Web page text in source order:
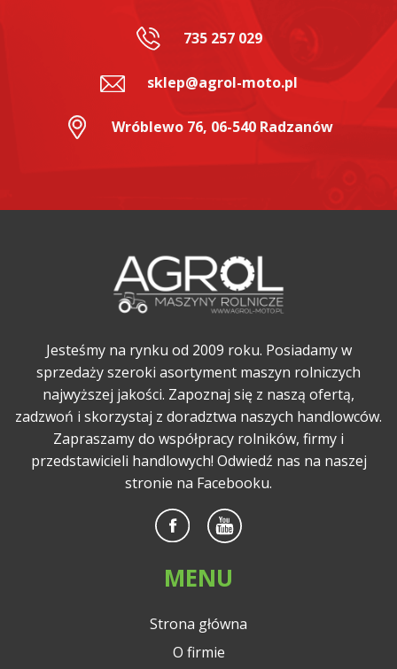
735 257 029
sklep@agrol-moto.pl
Wróblewo 76, 06-540 Radzanów
Jesteśmy na rynku od 2009 roku. Posiadamy w
sprzedaży szeroki asortyment maszyn rolniczych
najwyższej jakości. Zapoznaj się z naszą ofertą,
zadzwoń i skorzystaj z doradztwa naszych handlowców.
Zapraszamy do współpracy rolników, firmy i
przedstawicieli handlowych! Odwiedź nas na naszej
stronie na Facebooku.
MENU
Strona główna
O firmie